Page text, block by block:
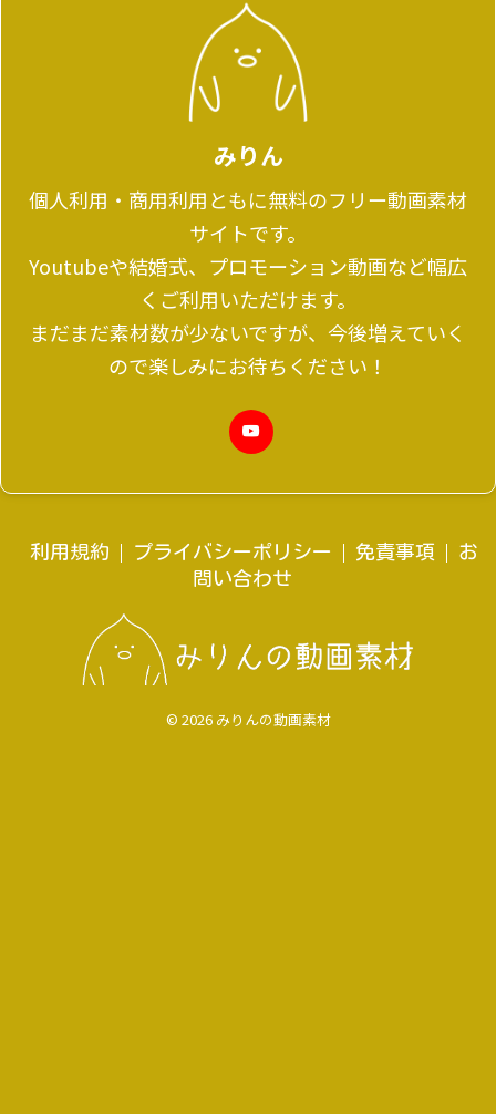
みりん
個人利用・商用利用ともに無料のフリー動画素材
サイトです。
Youtubeや結婚式、プロモーション動画など幅広
くご利用いただけます。
まだまだ素材数が少ないですが、今後増えていく
ので楽しみにお待ちください！
利用規約 プライバシーポリシー 免責事項
お
問い合わせ
© 2026 みりんの動画素材